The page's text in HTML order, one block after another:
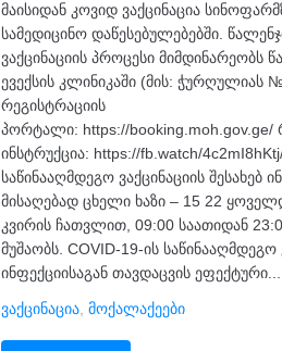
მაისიდან კოვიდ ვაქცინაცია
სამედიცინო დაწესებულებებში.
ვაქცინაციის პროცესი მიმდინარეობს
ევექსის კლინიკაში (მის: ჭურღულიას
რეგისტრაციის
პორტალი: https://booking.moh.gov.ge/
ინსტრუქცია: https://fb.watch/
საწინააღმდეგო ვაქცინაციის შესახებ
მისაღებად ცხელი ხაზი – 15 22
კვირის ჩათვლით, 09:00 საათიდან
მუშაობს. COVID-19-ის საწინააღმდეგო
ინფექციისაგან თავდაცვის ეფექტური...
Ვაქცინაცია Მოქალაქეები